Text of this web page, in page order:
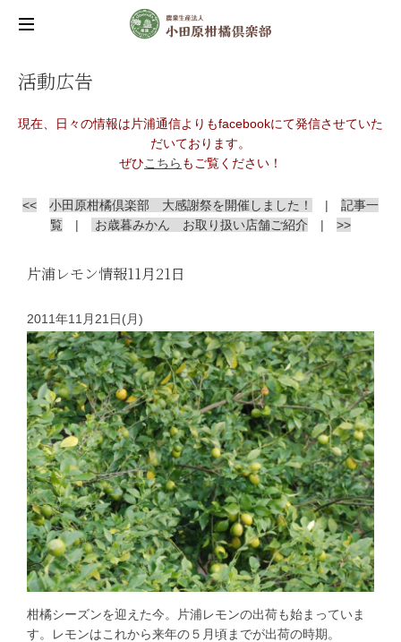
活動広告
現在、日々の情報は片浦通信よりもfacebookにて発信させていた
だいております。
ぜひこちら もご覧ください！
<< 小田原柑橘倶楽部 大感謝祭を開催しました！ | 記事一
覧 | お歳暮みかん お取り扱い店舗ご紹介 | >>
片浦レモン情報11月21日
2011年11月21日(月)
柑橘シーズンを迎えた今。片浦レモンの出荷も始まっていま
す。レモンはこれから来年の５月頃までが出荷の時期。